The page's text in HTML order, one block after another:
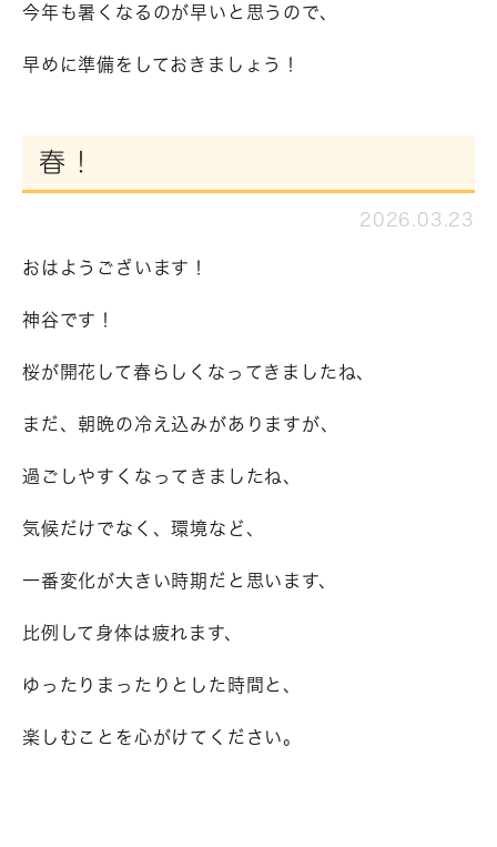
今年も暑くなるのが早いと思うので、
早めに準備をしておきましょう！
春！
2026.03.23
おはようございます！
神谷です！
桜が開花して春らしくなってきましたね、
まだ、朝晩の冷え込みがありますが、
過ごしやすくなってきましたね、
気候だけでなく、環境など、
一番変化が大きい時期だと思います、
比例して身体は疲れます、
ゆったりまったりとした時間と、
楽しむことを心がけてください。